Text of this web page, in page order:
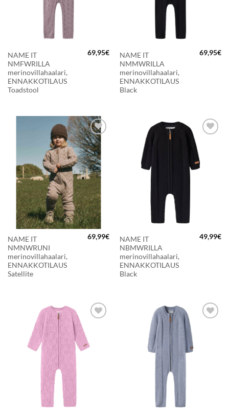
NAME IT
NMFWRILLA
merinovillahaalari,
ENNAKKOTILAUS
Toadstool
69,95€
NAME IT
NMMWRILLA
merinovillahaalari,
ENNAKKOTILAUS
Black
69,95€
LISÄÄ
SUOSIKKEIHIN
NAME IT
NMNWRUNI
merinovillahaalari,
ENNAKKOTILAUS
Satellite
69,99€
LISÄÄ
SUOSIKKEIHIN
NAME IT
NBMWRILLA
merinovillahaalari,
ENNAKKOTILAUS
Black
49,99€
LISÄÄ
SUOSIKKEIHIN
LISÄÄ
SUOSIKKEIHIN